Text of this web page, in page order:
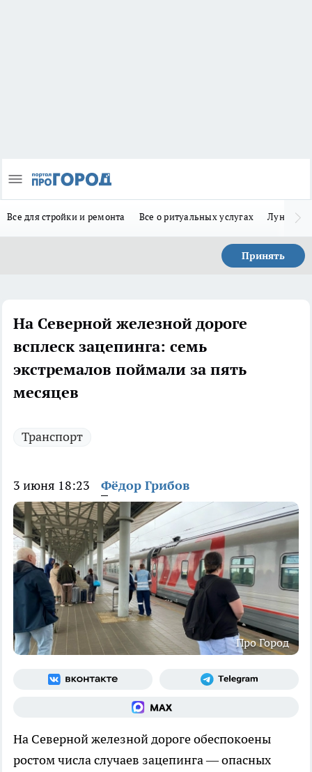
Все для стройки и ремонта Все о ритуальных услугах Лунно-
Принять
На Северной железной дороге
всплеск зацепинга: семь
экстремалов поймали за пять
месяцев
Транспорт
3 июня 18:23 Фёдор Грибов
Про Город
На Северной железной дороге обеспокоены
ростом числа случаев зацепинга — опасных